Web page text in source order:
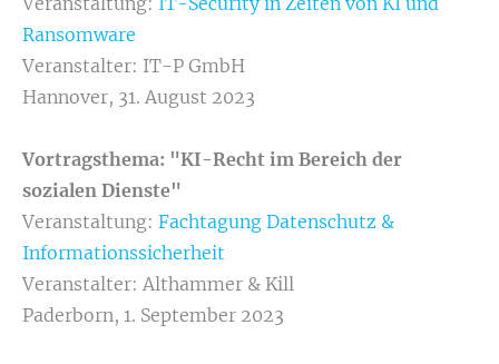
Ransomware
Veranstalter: IT-P GmbH
Hannover, 31. August 2023
Vortragsthema: "KI-Recht im Bereich der
sozialen Dienste"
Veranstaltung: Fachtagung Datenschutz &
Informationssicherheit
Veranstalter: Althammer & Kill
Paderborn, 1. September 2023